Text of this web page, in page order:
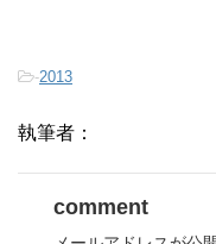
-2013
執筆者：
comment